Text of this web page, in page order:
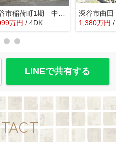
深谷市稲荷町1期 中古戸建
万円 / 4DK
深谷市曲
1,380万円
LINEで共有する